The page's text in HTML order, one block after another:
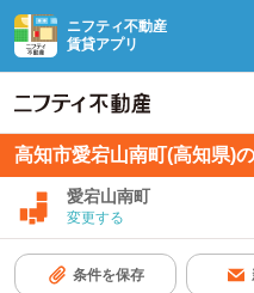
ニフティ不動産
賃貸アプリ
高知市愛宕山南町(高知県)
愛宕山南町
変更する
条件を保存